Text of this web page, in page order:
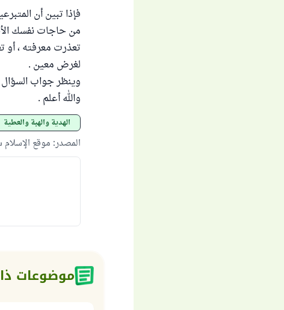
فإذا تبين أن
من حاجات نفسك
تعذرت معرفته ، أو
لغرض معين .
وينظر جواب
والله أعلم .
الهدية والهبة والعطية
المصدر: موقع
موضوعات